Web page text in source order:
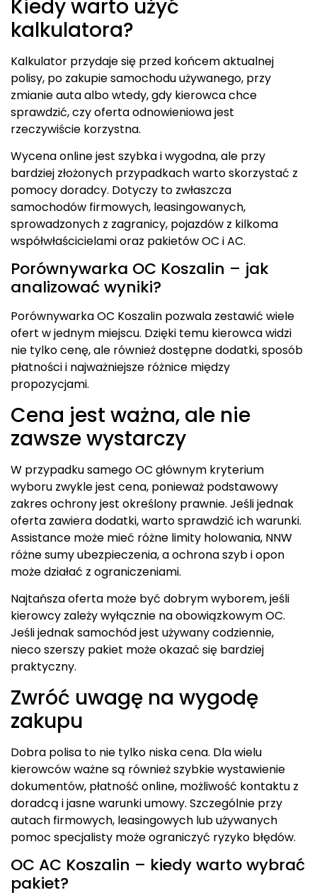
Kiedy warto użyć
kalkulatora?
Kalkulator przydaje się przed końcem aktualnej
polisy, po zakupie samochodu używanego, przy
zmianie auta albo wtedy, gdy kierowca chce
sprawdzić, czy oferta odnowieniowa jest
rzeczywiście korzystna.
Wycena online jest szybka i wygodna, ale przy
bardziej złożonych przypadkach warto skorzystać z
pomocy doradcy. Dotyczy to zwłaszcza
samochodów firmowych, leasingowanych,
sprowadzonych z zagranicy, pojazdów z kilkoma
współwłaścicielami oraz pakietów OC i AC.
Porównywarka OC Koszalin – jak
analizować wyniki?
Porównywarka OC Koszalin pozwala zestawić wiele
ofert w jednym miejscu. Dzięki temu kierowca widzi
nie tylko cenę, ale również dostępne dodatki, sposób
płatności i najważniejsze różnice między
propozycjami.
Cena jest ważna, ale nie
zawsze wystarczy
W przypadku samego OC głównym kryterium
wyboru zwykle jest cena, ponieważ podstawowy
zakres ochrony jest określony prawnie. Jeśli jednak
oferta zawiera dodatki, warto sprawdzić ich warunki.
Assistance może mieć różne limity holowania, NNW
różne sumy ubezpieczenia, a ochrona szyb i opon
może działać z ograniczeniami.
Najtańsza oferta może być dobrym wyborem, jeśli
kierowcy zależy wyłącznie na obowiązkowym OC.
Jeśli jednak samochód jest używany codziennie,
nieco szerszy pakiet może okazać się bardziej
praktyczny.
Zwróć uwagę na wygodę
zakupu
Dobra polisa to nie tylko niska cena. Dla wielu
kierowców ważne są również szybkie wystawienie
dokumentów, płatność online, możliwość kontaktu z
doradcą i jasne warunki umowy. Szczególnie przy
autach firmowych, leasingowych lub używanych
pomoc specjalisty może ograniczyć ryzyko błędów.
OC AC Koszalin – kiedy warto wybrać
pakiet?